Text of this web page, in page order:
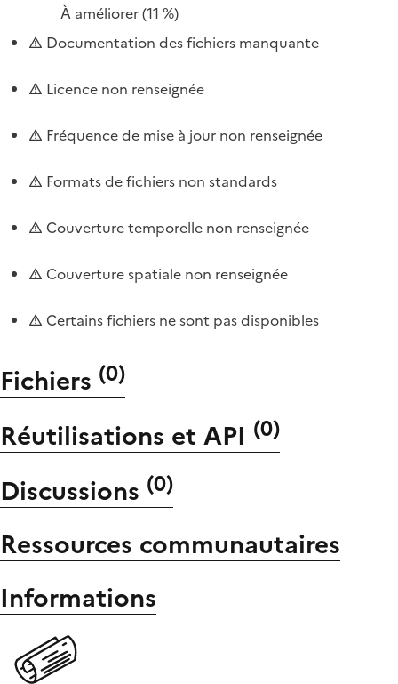
À améliorer(11 %)
Documentation des fichiers manquante
Licence non renseignée
Fréquence de mise à jour non renseignée
Formats de fichiers non standards
Couverture temporelle non renseignée
Couverture spatiale non renseignée
Certains fichiers ne sont pas disponibles
Fichiers (0)
Réutilisations et API (0)
Discussions (0)
Ressources communautaires
Informations